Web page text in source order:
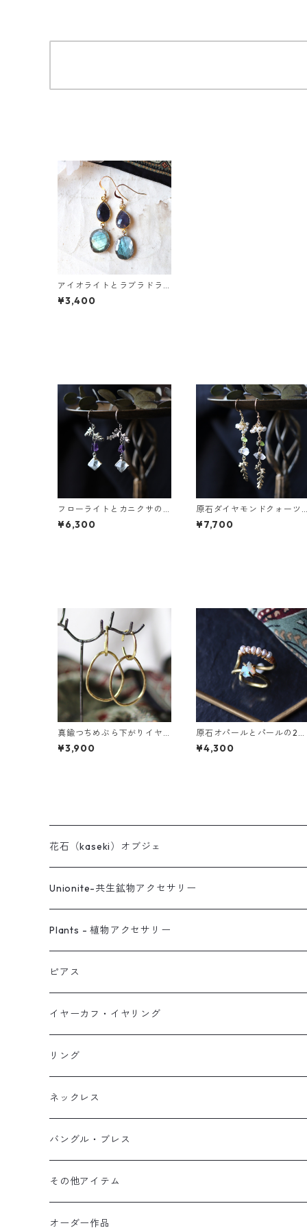
アイオライトとラブラドラ
イトのピアス
¥3,400
フローライトとカニクサの
葉ピアス
¥6,300
原石ダイヤモンドクォーツ
とカニクサの葉ピアス
¥7,700
真鍮つちめぶら下がりイヤ
ーカフ
¥3,900
原石オパールとパールの2連
イヤーカフ
¥4,300
花石（kaseki）オブジェ
Unionite-共生鉱物アクセサリー
ピアス
ネックレス
イヤーカフ
イヤリング
Plants - 植物アクセサリー
ピアス
ネックレス
リング
ブレス
オブジェ
イヤーカフ
ピアス
スタッド・一粒
フック・ぶら下がり
フープ
イヤーカフ・イヤリング
原石イヤーカフ
植物イヤーカフ
ぶら下がりイヤーカフ
2連イヤーカフ
イヤリング対応
リング
ネックレス
バングル・ブレス
ブレスレット
バングル
その他アイテム
ブローチ
オーダー作品